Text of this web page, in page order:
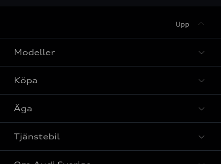
Upp
Modeller
Alla modeller
Elbilar
Laddhybrider
A6 modellerna
Köpa
Privaterbjudanden
Privatleasing
Nya bilar i lager
Äga
Service & tillbehör
Audi digital services
Tjänstebil